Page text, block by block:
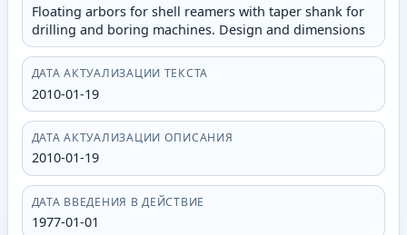
Floating arbors for shell reamers with taper shank for
drilling and boring machines. Design and dimensions
ДАТА АКТУАЛИЗАЦИИ ТЕКСТА
2010-01-19
ДАТА АКТУАЛИЗАЦИИ ОПИСАНИЯ
2010-01-19
ДАТА ВВЕДЕНИЯ В ДЕЙСТВИЕ
1977-01-01